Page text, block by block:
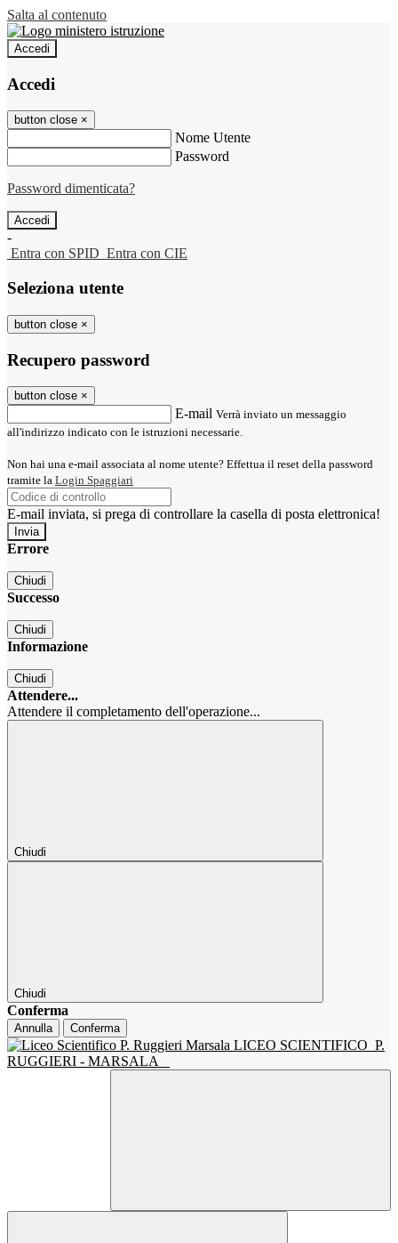
Salta al contenuto
Accedi
Accedi
button close ×
Nome Utente
Password
Password dimenticata?
-
Entra con SPID Entra con CIE
Seleziona utente
button close ×
Recupero password
button close ×
E-mail Verrà inviato un messaggio
all'indirizzo indicato con le istruzioni necessarie.
Non hai una e-mail associata al nome utente? Effettua il reset della password
tramite la Login Spaggiari
E-mail inviata, si prega di controllare la casella di posta elettronica!
Errore
Chiudi
Successo
Chiudi
Informazione
Chiudi
Attendere...
Attendere il completamento dell'operazione...
Chiudi
Chiudi
Conferma
Annulla Conferma
LICEO SCIENTIFICO P.
RUGGIERI - MARSALA